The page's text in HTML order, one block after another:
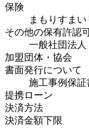
保険
まもりすま
その他の保有許認
一般社団法
加盟団体・協会
書面発行について
施工事例保証
提携ローン
決済方法
決済金額下限